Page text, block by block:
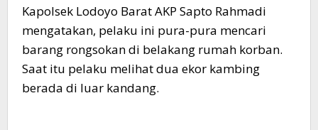
Kapolsek Lodoyo Barat AKP Sapto Rahmadi
mengatakan, pelaku ini pura-pura mencari
barang rongsokan di belakang rumah korban.
Saat itu pelaku melihat dua ekor kambing
berada di luar kandang.